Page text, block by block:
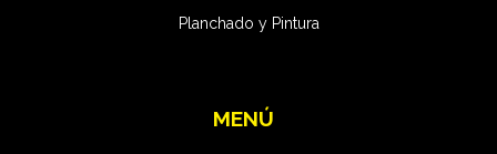
Planchado y Pintura
MENÚ